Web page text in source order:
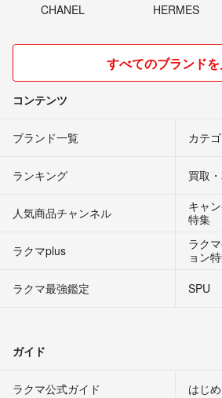
CHANEL HERMES
すべてのブランド
コンテンツ
ブランド一覧 カテ
ランキング 買取
人気商品チャンネル
キャ
特集
ラクマplus
ラク
ョン
ラクマ最強鑑定
SPU
ガイド
ラクマ公式ガイド はじ